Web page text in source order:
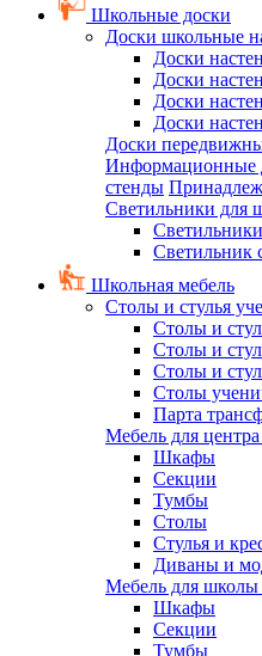
Школьные доски
Доски школьные
Доски
Доски
Доски
Доски
Доски
Информационные
стенды
Светильники для
Светильник
Школьная мебель
Столы и стулья
Столы и
Столы и
Столы и
Столы
Парта
Мебель для
Шкафы
Секции
Тумбы
Столы
Стулья и
Диваны и
Мебель для
Шкафы
Секции
Тумбы